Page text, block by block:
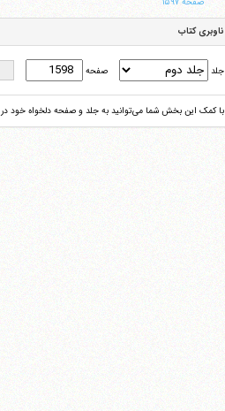
ناوبری کتاب
جلد صفحه
با کمک این بخش شما می‌توانید به جلد و صفحه دلخواه خود